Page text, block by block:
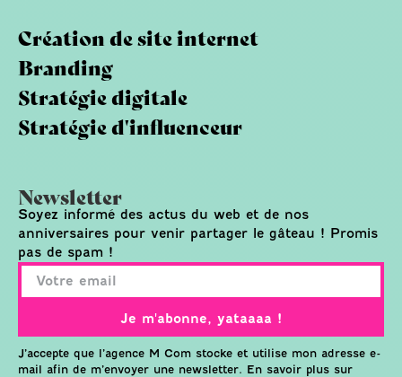
Création de site internet
Branding
Stratégie digitale
Stratégie d'influenceur
Newsletter
Soyez informé des actus du web et de nos
anniversaires pour venir partager le gâteau ! Promis
pas de spam !
Je m'abonne, yataaaa !
J’accepte que l’agence M Com stocke et utilise mon adresse e-
mail afin de m’envoyer une newsletter. En savoir plus sur